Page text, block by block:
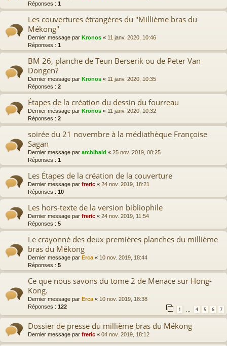
Réponses : 1
Les couvertures étrangères du "Millième bras du
Mékong"
Dernier message par Kronos « 11 janv. 2020, 10:46
Réponses : 1
BM 26, planche de Teun Berserik ou de Peter Van
Dongen?
Dernier message par Kronos « 11 janv. 2020, 10:35
Réponses : 2
Étapes de la création du dessin du fourreau
Dernier message par Kronos « 11 janv. 2020, 10:32
Réponses : 2
soirée du 21 novembre à la médiathèque Françoise
Sagan
Dernier message par archibald « 25 nov. 2019, 08:25
Réponses : 1
Les Étapes de la création de la couverture
Dernier message par freric « 24 nov. 2019, 18:21
Réponses : 10
Les hors-texte de la version bibliophile
Dernier message par freric « 24 nov. 2019, 11:54
Réponses : 5
Le crayonné des deux premières planches du millième
bras du Mékong
Dernier message par Erca « 10 nov. 2019, 18:44
Réponses : 5
Ce que nous savons du tome 2 de Menace sur Hong-
Kong.
Dernier message par Erca « 10 nov. 2019, 18:38
Réponses : 122 1 4 5 6 7
Dossier de presse du millième bras du Mékong
Dernier message par freric « 04 nov. 2019, 18:12